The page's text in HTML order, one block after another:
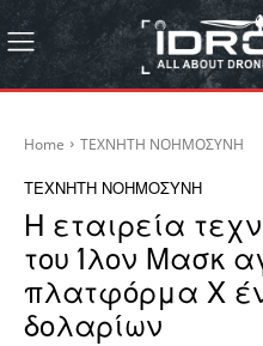
Home ΤΕΧΝΗΤΗ ΝΟΗΜΟΣΥΝΗ
ΤΕΧΝΗΤΗ ΝΟΗΜΟΣΥΝΗ
Η εταιρεία
του Ίλον Μασκ
πλατφόρμα Χ
δολαρίων